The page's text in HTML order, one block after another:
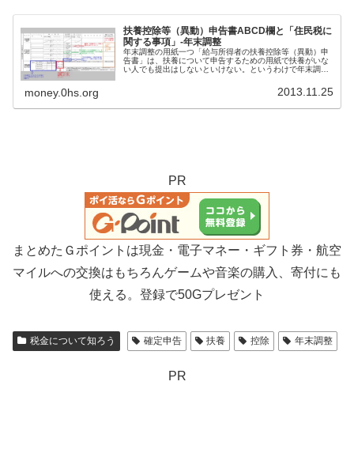
扶養控除等（異動）申告書ABCD欄と「住民税に
関する事項」-年末調整
年末調整の用紙一つ「給与所得者の扶養控除等（異動）申
告書」は、扶養について申告するための用紙で扶養がいな
い人でも提出はしないといけない。というわけで年末調
money.0hs.org 2013.11.25
PR
まとめたＧポイントは現金・電子マネー・ギフト券・航空
マイルへの交換はもちろんゲームや音楽の購入、寄付にも
使える。登録で50Gプレゼント
税金について知ろう 確定申告 扶養 控除 年末調整
PR